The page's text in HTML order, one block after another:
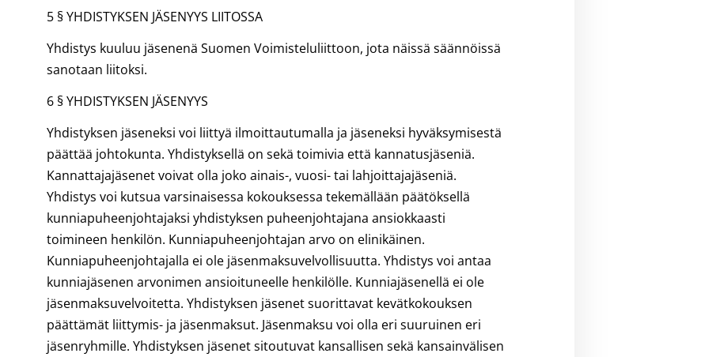
5 § YHDISTYKSEN JÄSENYYS LIITOSSA
Yhdistys kuuluu jäsenenä Suomen Voimisteluliittoon, jota näissä säännöissä
sanotaan liitoksi.
6 § YHDISTYKSEN JÄSENYYS
Yhdistyksen jäseneksi voi liittyä ilmoittautumalla ja jäseneksi hyväksymisestä
päättää johtokunta. Yhdistyksellä on sekä toimivia että kannatusjäseniä.
Kannattajajäsenet voivat olla joko ainais-, vuosi- tai lahjoittajajäseniä.
Yhdistys voi kutsua varsinaisessa kokouksessa tekemällään päätöksellä
kunniapuheenjohtajaksi yhdistyksen puheenjohtajana ansiokkaasti
toimineen henkilön. Kunniapuheenjohtajan arvo on elinikäinen.
Kunniapuheenjohtajalla ei ole jäsenmaksuvelvollisuutta. Yhdistys voi antaa
kunniajäsenen arvonimen ansioituneelle henkilölle. Kunniajäsenellä ei ole
jäsenmaksuvelvoitetta. Yhdistyksen jäsenet suorittavat kevätkokouksen
päättämät liittymis- ja jäsenmaksut. Jäsenmaksu voi olla eri suuruinen eri
jäsenryhmille. Yhdistyksen jäsenet sitoutuvat kansallisen sekä kansainvälisen